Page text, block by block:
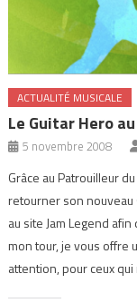
ACTUALITÉ MUSICALE
Le Guitar Hero
5 novembre 2008
Grâce au Patrouilleur
retourner son nouveau
au site Jam Legend
mon tour, je vous offre
attention, pour ceux